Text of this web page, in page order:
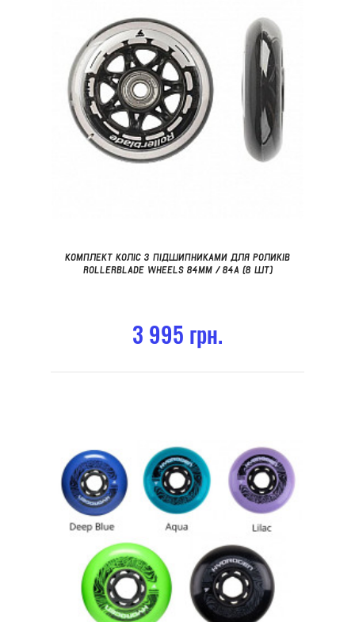
КОМПЛЕКТ КОЛІС З ПІДШИПНИКАМИ ДЛЯ РОЛИКІВ
ROLLERBLADE WHEELS 84MM / 84A (8 ШТ)
3 995 грн.